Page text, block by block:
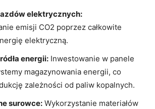
elektrycznych:
emisji CO2 poprzez całkowite
elektryczną.
energii: Inwestowanie w panele
magazynowania energii, co
zależności od paliw kopalnych.
surowce: Wykorzystanie materiałów